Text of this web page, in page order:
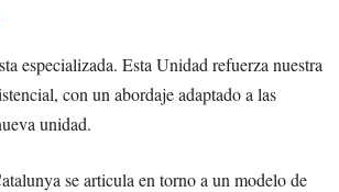
especializada. Esta Unidad refuerza nuestra
con un abordaje adaptado a las
unidad.
se articula en torno a un modelo de